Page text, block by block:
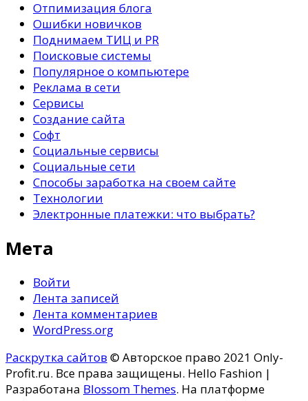
Отпимизация блога
Ошибки новичков
Поднимаем ТИЦ и PR
Поисковые системы
Популярное о компьютере
Реклама в сети
Сервисы
Создание сайта
Софт
Социальные сервисы
Социальные сети
Способы заработка на своем сайте
Технологии
Электронные платежки: что выбрать?
Мета
Войти
Лента записей
Лента комментариев
WordPress.org
Раскрутка сайтов © Авторское право 2021 Only-
Profit.ru. Все права защищены. Hello Fashion |
Разработана Blossom Themes. На платформе